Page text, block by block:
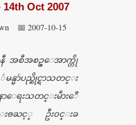
Oct 2007
📅 2007-10-15
ဒနီ အစီအစဥ္ေအာက္တို
န္မာဴပည္ဆိုင္ရာသတင္း
ရးသတင္းမဵားေဳ
းႎႀင့္ ဦး၀င္းခ